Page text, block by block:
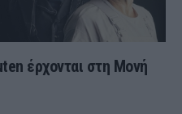
έρχονται στη Μονή